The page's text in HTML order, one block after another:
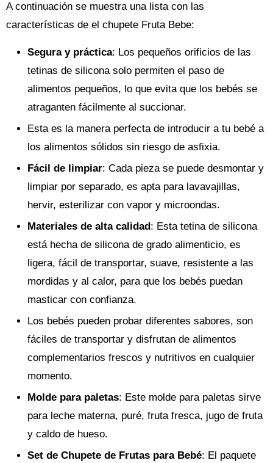
A continuación se muestra una lista con las
características de el chupete Fruta Bebe:
Segura y práctica: Los pequeños orificios de las
tetinas de silicona solo permiten el paso de
alimentos pequeños, lo que evita que los bebés se
atraganten fácilmente al succionar.
Esta es la manera perfecta de introducir a tu bebé a
los alimentos sólidos sin riesgo de asfixia.
Fácil de limpiar: Cada pieza se puede desmontar y
limpiar por separado, es apta para lavavajillas,
hervir, esterilizar con vapor y microondas.
Materiales de alta calidad: Esta tetina de silicona
está hecha de silicona de grado alimenticio, es
ligera, fácil de transportar, suave, resistente a las
mordidas y al calor, para que los bebés puedan
masticar con confianza.
Los bebés pueden probar diferentes sabores, son
fáciles de transportar y disfrutan de alimentos
complementarios frescos y nutritivos en cualquier
momento.
Molde para paletas: Este molde para paletas sirve
para leche materna, puré, fruta fresca, jugo de fruta
y caldo de hueso.
Set de Chupete de Frutas para Bebé: El paquete